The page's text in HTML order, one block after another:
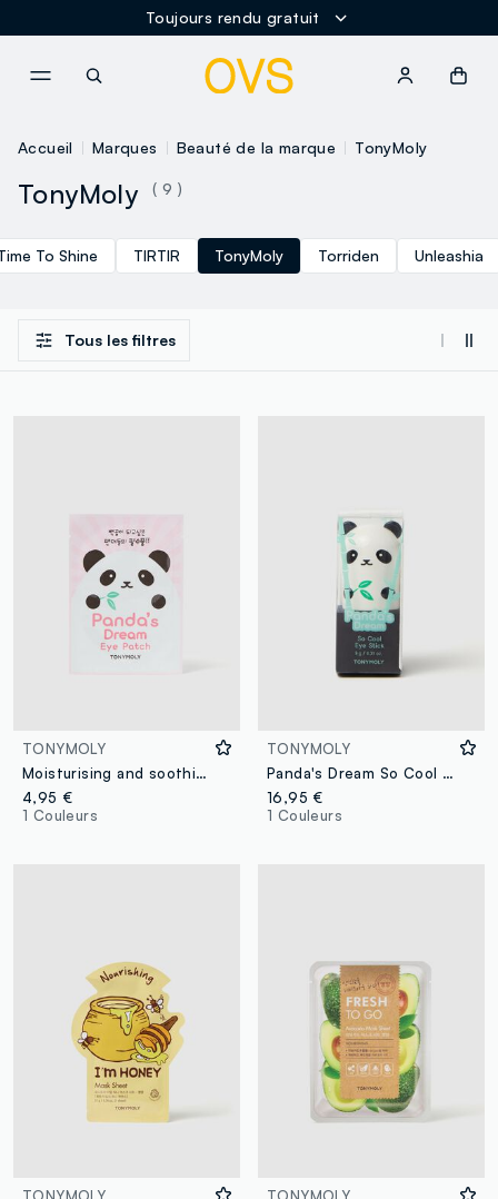
Toujours rendu gratuit
Accueil Marques Beauté de la marque TonyMoly
TonyMoly ( 9 )
To Shine TIRTIR TonyMoly Torriden Unleashia
Tous les filtres
TONYMOLY
Moisturising and soothing eye contour mask - Korean Skincare
4,95 €
1 Couleurs
TONYMOLY
Panda's Dream So Cool Eye Stick - Korean skincare
16,95 €
1 Couleurs